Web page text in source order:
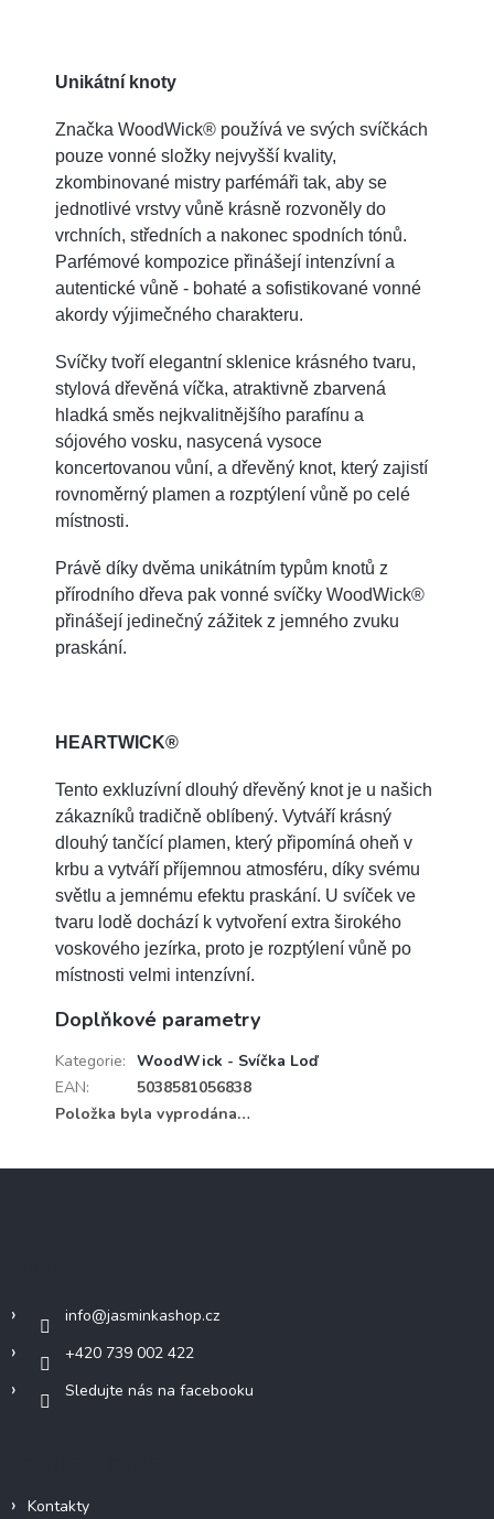
Unikátní knoty
Značka WoodWick® používá ve svých svíčkách
pouze vonné složky nejvyšší kvality,
zkombinované mistry parfémáři tak, aby se
jednotlivé vrstvy vůně krásně rozvoněly do
vrchních, středních a nakonec spodních tónů.
Parfémové kompozice přinášejí intenzívní a
autentické vůně - bohaté a sofistikované vonné
akordy výjimečného charakteru.
Svíčky tvoří elegantní sklenice krásného tvaru,
stylová dřevěná víčka, atraktivně zbarvená
hladká směs nejkvalitnějšího parafínu a
sójového vosku, nasycená vysoce
koncertovanou vůní, a dřevěný knot, který zajistí
rovnoměrný plamen a rozptýlení vůně po celé
místnosti.
Právě díky dvěma unikátním typům knotů z
přírodního dřeva pak vonné svíčky WoodWick®
přinášejí jedinečný zážitek z jemného zvuku
praskání.
HEARTWICK®
Tento exkluzívní dlouhý dřevěný knot je u našich
zákazníků tradičně oblíbený. Vytváří krásný
dlouhý tančící plamen, který připomíná oheň v
krbu a vytváří příjemnou atmosféru, díky svému
světlu a jemnému efektu praskání. U svíček ve
tvaru lodě dochází k vytvoření extra širokého
voskového jezírka, proto je rozptýlení vůně po
místnosti velmi intenzívní.
Doplňkové parametry
Kategorie: WoodWick - Svíčka Loď
EAN:
5038581056838
Položka byla vyprodána…
info@jasminkashop.cz
+420 739 002 422
Sledujte nás na facebooku
Kontakty